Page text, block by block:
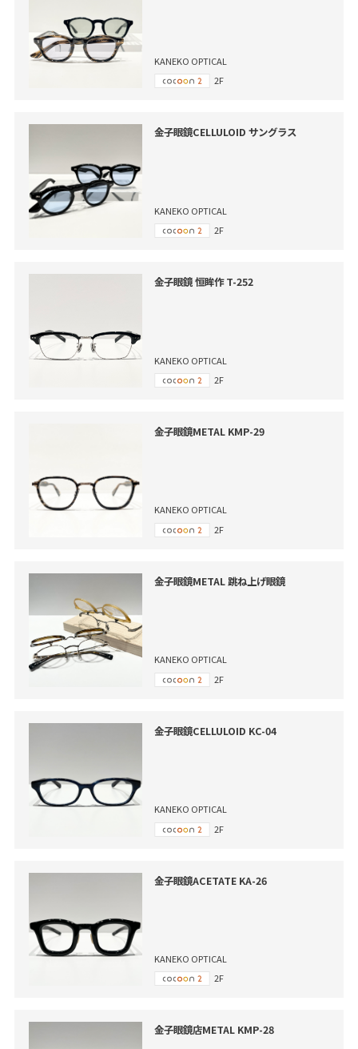
KANEKO OPTICAL
2F
金子眼鏡CELLULOID サングラス
KANEKO OPTICAL
2F
金子眼鏡 恒眸作 T-252
KANEKO OPTICAL
2F
金子眼鏡METAL KMP-29
KANEKO OPTICAL
2F
金子眼鏡METAL 跳ね上げ眼鏡
KANEKO OPTICAL
2F
金子眼鏡CELLULOID KC-04
KANEKO OPTICAL
2F
金子眼鏡ACETATE KA-26
KANEKO OPTICAL
2F
金子眼鏡店METAL KMP-28